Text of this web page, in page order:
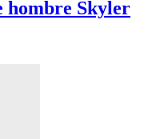
hombre Skyler